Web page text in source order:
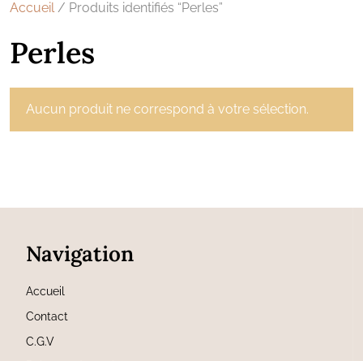
Accueil/ Produits identifiés “Perles”
Perles
Aucun produit ne correspond à votre sélection.
Navigation
Accueil
Contact
C.G.V